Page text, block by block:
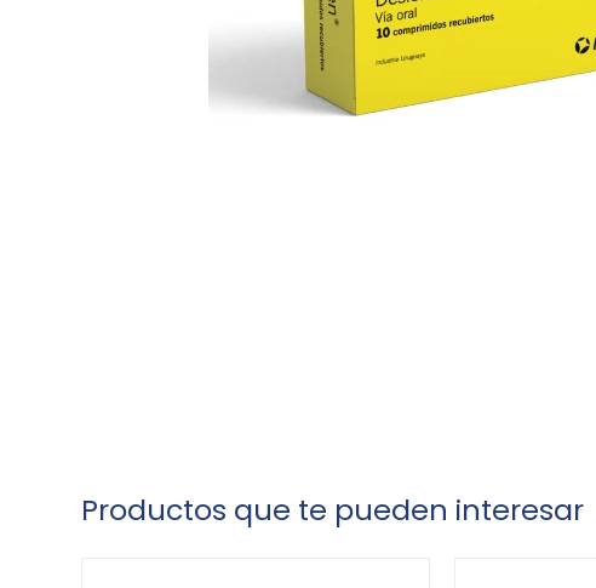
Productos que te pueden interesar